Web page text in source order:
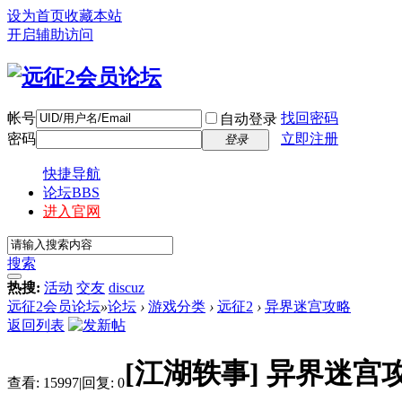
设为首页收藏本站
开启辅助访问
帐号 自动登录 找回密码
密码
登录 立即注册
快捷导航
论坛BBS
进入官网
搜索
热搜: 活动 交友 discuz
远征2会员论坛»论坛 › 游戏分类 › 远征2 › 异界迷宫攻略
返回列表
查看: 15997|回复: 0[江湖轶事] 异界迷宫